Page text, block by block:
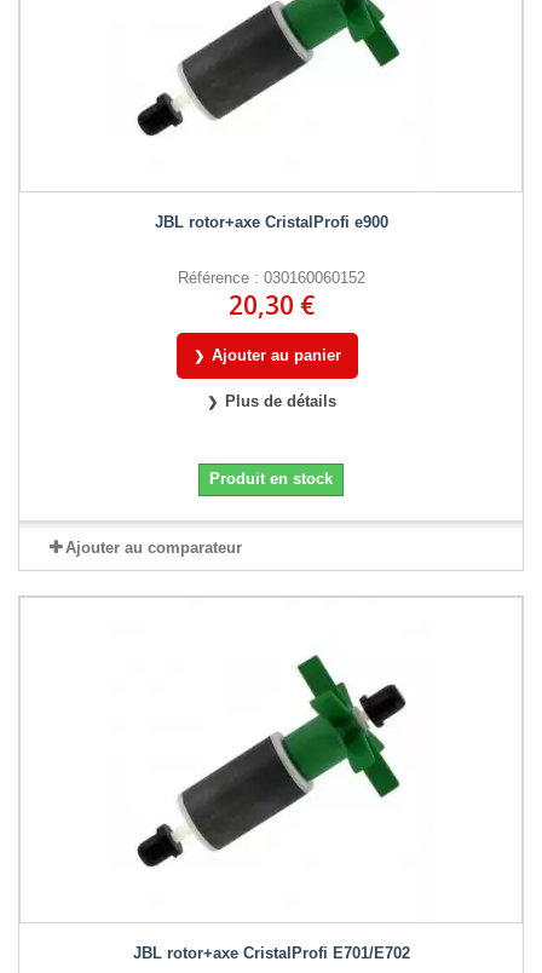
JBL rotor+axe CristalProfi e900
Référence : 030160060152
20,30 €
Ajouter au panier
Plus de détails
Produit en stock
Ajouter au comparateur
JBL rotor+axe CristalProfi E701/E702